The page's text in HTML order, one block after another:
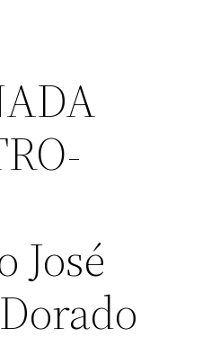
José